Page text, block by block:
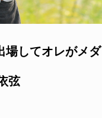
場してオレがメダ
弦